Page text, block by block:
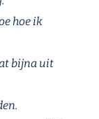
hoe ik
bijna uit